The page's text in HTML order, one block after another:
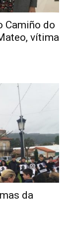
Camiño do
vítima
da